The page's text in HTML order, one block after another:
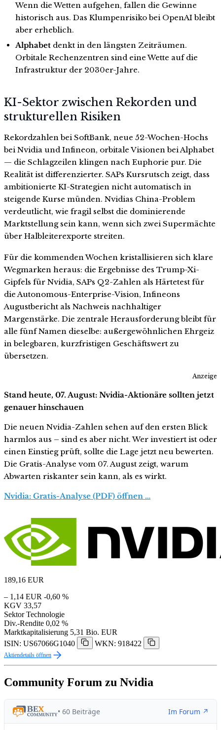
Wenn die Wetten aufgehen, fallen die Gewinne
historisch aus. Das Klumpenrisiko bei OpenAI bleibt
aber erheblich.
Alphabetdenkt in den längsten Zeiträumen.
Orbitale Rechenzentren sind eine Wette auf die
Infrastruktur der 2030er-Jahre.
KI-Sektor zwischen Rekorden und
strukturellen Risiken
Rekordzahlen bei SoftBank, neue 52-Wochen-Hochs
bei Nvidia und Infineon, orbitale Visionen bei Alphabet
— die Schlagzeilen klingen nach Euphorie pur. Die
Realität ist differenzierter. SAPs Kursrutsch zeigt, dass
ambitionierte KI-Strategien nicht automatisch in
steigende Kurse münden. Nvidias China-Problem
verdeutlicht, wie fragil selbst die dominierende
Marktstellung sein kann, wenn sich zwei Supermächte
über Halbleiterexporte streiten.
Für die kommenden Wochen kristallisieren sich klare
Wegmarken heraus: die Ergebnisse des Trump-Xi-
Gipfels für Nvidia, SAPs Q2-Zahlen als Härtetest für
die Autonomous-Enterprise-Vision, Infineons
Augustbericht als Nachweis nachhaltiger
Margenstärke. Die zentrale Herausforderung bleibt für
alle fünf Namen dieselbe: außergewöhnlichen Ehrgeiz
in belegbaren, kurzfristigen Geschäftswert zu
übersetzen.
Anzeige
Stand heute, 07. August: Nvidia-Aktionäre sollten jetzt
genauer hinschauen
Die neuen Nvidia-Zahlen sehen auf den ersten Blick
harmlos aus – sind es aber nicht. Wer investiert ist oder
einen Einstieg prüft, sollte die Lage jetzt neu bewerten.
Die Gratis-Analyse vom 07. August zeigt, warum
Abwarten riskanter sein kann, als es wirkt.
Nvidia: Gratis-Analyse (PDF) öffnen …
189,16 EUR
– 1,14 EUR -0,60 %
KGV 33,57
Sektor Technologie
Div.-Rendite 0,02 %
Marktkapitalisierung 5,31 Bio. EUR
ISIN: US67066G1040
WKN: 918422
Aktiendetails öffnen
Community Forum zu Nvidia